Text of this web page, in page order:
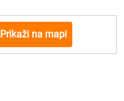
Prikaži na mapi